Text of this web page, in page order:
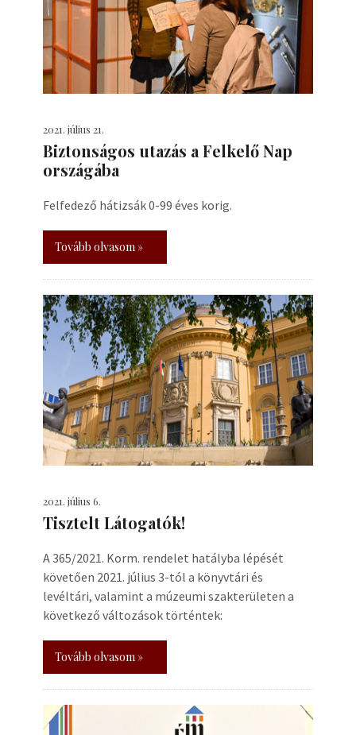
2021. július 21.
Biztonságos utazás a Felkelő Nap
országába
Felfedező hátizsák 0-99 éves korig.
Tovább olvasom »
2021. július 6.
Tisztelt Látogatók!
A 365/2021. Korm. rendelet hatályba lépését
követően 2021. július 3-tól a könyvtári és
levéltári, valamint a múzeumi szakterületen a
következő változások történtek:
Tovább olvasom »